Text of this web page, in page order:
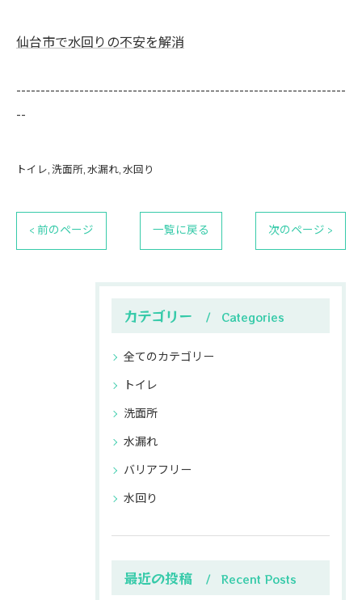
仙台市で水回りの不安を解消
--------------------------------------------------------------------
--
トイレ 洗面所 水漏れ 水回り
< 前のページ 一覧に戻る 次のページ >
カテゴリー Categories
全てのカテゴリー
トイレ
洗面所
水漏れ
バリアフリー
水回り
最近の投稿 Recent Posts